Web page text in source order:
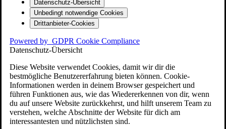
Datenschutz-Übersicht
Unbedingt notwendige Cookies
Drittanbieter-Cookies
Powered by GDPR Cookie Compliance
Datenschutz-Übersicht
Diese Website verwendet Cookies, damit wir dir die
bestmögliche Benutzererfahrung bieten können. Cookie-
Informationen werden in deinem Browser gespeichert und
führen Funktionen aus, wie das Wiedererkennen von dir, wenn
du auf unsere Website zurückkehrst, und hilft unserem Team zu
verstehen, welche Abschnitte der Website für dich am
interessantesten und nützlichsten sind.